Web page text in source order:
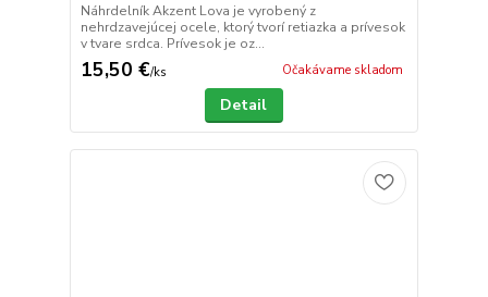
Náhrdelník Akzent Lova je vyrobený z
nehrdzavejúcej ocele, ktorý tvorí retiazka a prívesok
v tvare srdca. Prívesok je oz...
15,50 €/ks Očakávame skladom
Detail